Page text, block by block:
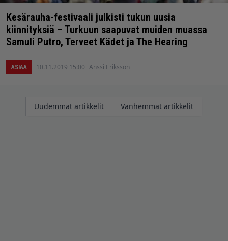
Kesärauha-festivaali julkisti tukun uusia
kiinnityksiä – Turkuun saapuvat muiden muassa
Samuli Putro, Terveet Kädet ja The Hearing
ASIAA 10.11.2019 15:00 Anssi Eriksson
Artikkelien
Uudemmat artikkelit Vanhemmat artikkelit